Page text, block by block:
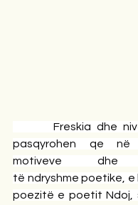
Freskia dhe
pasqyrohen qe në
motiveve dhe
të ndryshme poetike,
poezitë e poetit Ndoj,